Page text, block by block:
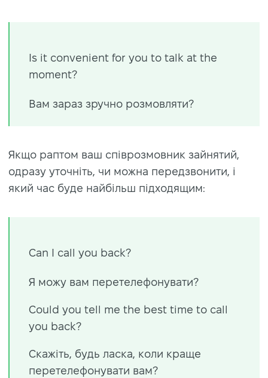
Is it convenient for you to talk at the
moment?
Вам зараз зручно розмовляти?
Якщо раптом ваш співрозмовник зайнятий,
одразу уточніть, чи можна передзвонити, і
який час буде найбільш підходящим:
Can I call you back?
Я можу вам перетелефонувати?
Could you tell me the best time to call
you back?
Скажіть, будь ласка, коли краще
перетелефонувати вам?